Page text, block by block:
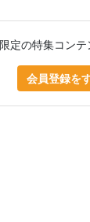
定の特集コンテ
会員登録を